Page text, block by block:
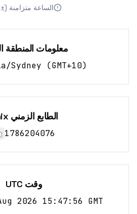
الساعة متزامنة (±0ms)
معلومات المنطقة
Sydney (GMT+10)
الطابع الزمني Unix
1786204076
وقت UTC
2026 15:47:56 GMT